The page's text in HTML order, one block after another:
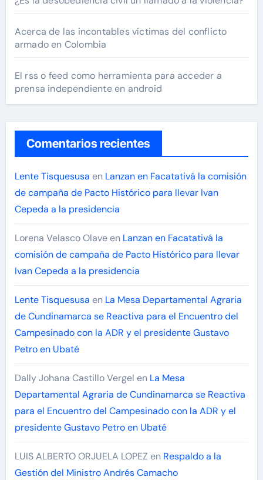
Acerca de las incontables víctimas del conflicto
armado en Colombia
El rss o feed como herramienta para acceder a
prensa independiente en android
Comentarios recientes
Lente Tisquesusa en Lanzan en Facatativá la comisión
de campaña de Pacto Histórico para llevar Ivan
Cepeda a la presidencia
Lorena Velasco Olaveen Lanzan en Facatativá la
comisión de campaña de Pacto Histórico para llevar
Ivan Cepeda a la presidencia
Lente Tisquesusa en La Mesa Departamental Agraria
de Cundinamarca se Reactiva para el Encuentro del
Campesinado con la ADR y el presidente Gustavo
Petro en Ubaté
Dally Johana Castillo Vergel en La Mesa
Departamental Agraria de Cundinamarca se Reactiva
para el Encuentro del Campesinado con la ADR y el
presidente Gustavo Petro en Ubaté
LUIS ALBERTO ORJUELA LOPEZ en Respaldo a la
Gestión del Ministro Andrés Camacho